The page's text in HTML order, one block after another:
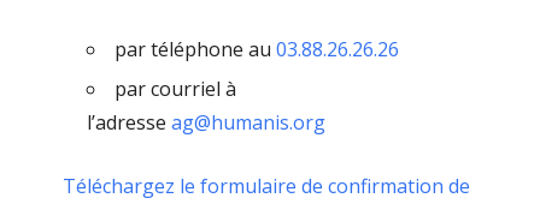
par téléphone au 03.88.26.26.26
par courriel à
l’adresse ag@humanis.org
Téléchargez le formulaire de confirmation de